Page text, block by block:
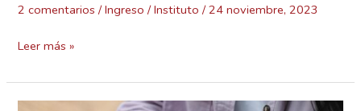
2 comentarios /Ingreso /Instituto/24 noviembre, 2023
Leer más »